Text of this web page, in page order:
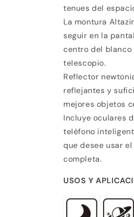
tenues del
La montura
seguir en la
centro del blanco
telescopio.
Reflector
reflejantes y
mejores objetos
Incluye oculares
teléfono
que desee usar
completa.
USOS Y